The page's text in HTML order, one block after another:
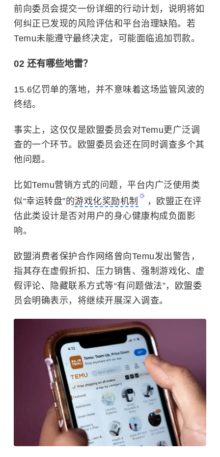
前向委员会提交一份详细的行动计划，说明将如
何纠正已发现的风险评估和平台治理缺陷。若
Temu未能遵守最终决定，可能面临追加罚款。
02 还有哪些地雷？
15.6亿罚单的落地，并不意味着这场监管风波的
终结。
事实上，这仅仅是欧盟委员会对Temu更广泛调
查的一个环节。欧盟委员会还在同时调查多个其
他问题。
比如Temu营销方式的问题，平台内广泛使用类
似“幸运转盘”的游戏化奖励机制
，欧盟正在评
估此类设计是否对用户的身心健康构成负面影
响。
欧盟消费者保护合作网络曾向Temu发出警告，
指其存在虚假折扣、压力销售、强制游戏化、虚
假评论、隐藏联系方式等“有问题做法”，欧盟委
员会明确表示，将继续开展深入调查。